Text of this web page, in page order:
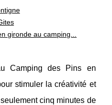
gironde au camping...
Camping des Pins en
stimuler la créativité et
cinq minutes de